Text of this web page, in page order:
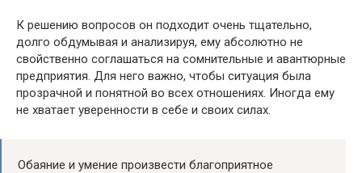
К решению вопросов он подходит очень тщательно,
долго обдумывая и анализируя, ему абсолютно не
свойственно соглашаться на сомнительные и авантюрные
предприятия. Для него важно, чтобы ситуация была
прозрачной и понятной во всех отношениях. Иногда ему
не хватает уверенности в себе и своих силах.
Обаяние и умение произвести благоприятное